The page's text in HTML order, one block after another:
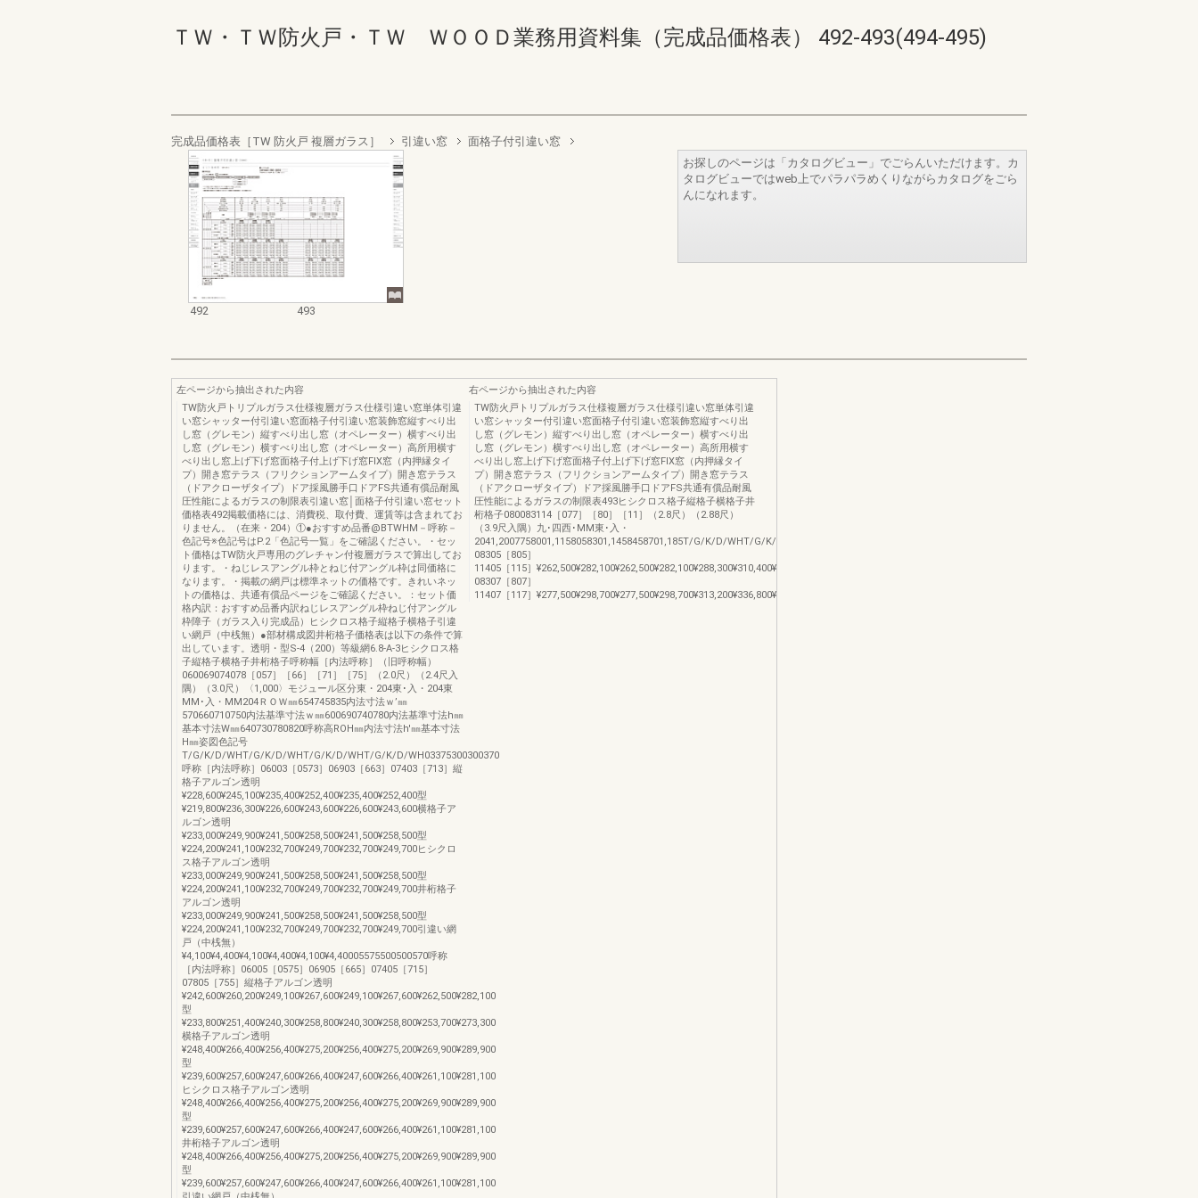
ＴＷ・ＴＷ防火戸・ＴＷ ＷＯＯＤ業務用資料集（完成品価格表） 492-493(494-495)
完成品価格表［TW 防火戸 複層ガラス］ 引違い窓 面格子付引違い窓
492 493
お探しのページは「カタログビュー」でごらんいただけます。カ
タログビューではweb上でパラパラめくりながらカタログをごら
んになれます。
左ページから抽出された内容
TW防火戸トリプルガラス仕様複層ガラス仕様引違い窓単体引違
い窓シャッター付引違い窓面格子付引違い窓装飾窓縦すべり出
し窓（グレモン）縦すべり出し窓（オペレーター）横すべり出
し窓（グレモン）横すべり出し窓（オペレーター）高所用横す
べり出し窓上げ下げ窓面格子付上げ下げ窓FIX窓（内押縁タイ
プ）開き窓テラス（フリクションアームタイプ）開き窓テラス
（ドアクローザタイプ）ドア採風勝手口ドアFS共通有償品耐風
圧性能によるガラスの制限表引違い窓│面格子付引違い窓セット
価格表492掲載価格には、消費税、取付費、運賃等は含まれてお
りません。（在来・204）①●おすすめ品番@BTWHM－呼称－
色記号※色記号はP.2「色記号一覧」をご確認ください。・セッ
ト価格はTW防火戸専用のグレチャン付複層ガラスで算出してお
ります。・ねじレスアングル枠とねじ付アングル枠は同価格に
なります。・掲載の網戸は標準ネットの価格です。きれいネッ
トの価格は、共通有償品ページをご確認ください。：セット価
格内訳：おすすめ品番内訳ねじレスアングル枠ねじ付アングル
枠障子（ガラス入り完成品）ヒシクロス格子縦格子横格子引違
い網戸（中桟無）●部材構成図井桁格子価格表は以下の条件で算
出しています。透明・型S-4（200）等級網6.8-A-3ヒシクロス格
子縦格子横格子井桁格子呼称幅［内法呼称］（旧呼称幅）
060069074078［057］［66］［71］［75］（2.0尺）（2.4尺入
隅）（3.0尺）〈1,000〉モジュール区分東・204東･入・204東
MM･入・MM204ＲＯＷ㎜654745835内法寸法ｗ’㎜
570660710750内法基準寸法ｗ㎜600690740780内法基準寸法h㎜
基本寸法W㎜640730780820呼称高ROH㎜内法寸法h'㎜基本寸法
H㎜姿図色記号
T/G/K/D/WHT/G/K/D/WHT/G/K/D/WHT/G/K/D/WH03375300300370
呼称［内法呼称］06003［0573］06903［663］07403［713］縦
格子アルゴン透明
¥228,600¥245,100¥235,400¥252,400¥235,400¥252,400型
¥219,800¥236,300¥226,600¥243,600¥226,600¥243,600横格子ア
ルゴン透明
¥233,000¥249,900¥241,500¥258,500¥241,500¥258,500型
¥224,200¥241,100¥232,700¥249,700¥232,700¥249,700ヒシクロ
ス格子アルゴン透明
¥233,000¥249,900¥241,500¥258,500¥241,500¥258,500型
¥224,200¥241,100¥232,700¥249,700¥232,700¥249,700井桁格子
アルゴン透明
¥233,000¥249,900¥241,500¥258,500¥241,500¥258,500型
¥224,200¥241,100¥232,700¥249,700¥232,700¥249,700引違い網
戸（中桟無）
¥4,100¥4,400¥4,100¥4,400¥4,100¥4,40005575500500570呼称
［内法呼称］06005［0575］06905［665］07405［715］
07805［755］縦格子アルゴン透明
¥242,600¥260,200¥249,100¥267,600¥249,100¥267,600¥262,500¥282,100
型
¥233,800¥251,400¥240,300¥258,800¥240,300¥258,800¥253,700¥273,300
横格子アルゴン透明
¥248,400¥266,400¥256,400¥275,200¥256,400¥275,200¥269,900¥289,900
型
¥239,600¥257,600¥247,600¥266,400¥247,600¥266,400¥261,100¥281,100
ヒシクロス格子アルゴン透明
¥248,400¥266,400¥256,400¥275,200¥256,400¥275,200¥269,900¥289,900
型
¥239,600¥257,600¥247,600¥266,400¥247,600¥266,400¥261,100¥281,100
井桁格子アルゴン透明
¥248,400¥266,400¥256,400¥275,200¥256,400¥275,200¥269,900¥289,900
型
¥239,600¥257,600¥247,600¥266,400¥247,600¥266,400¥261,100¥281,100
右ページから抽出された内容
TW防火戸トリプルガラス仕様複層ガラス仕様引違い窓単体引違
い窓シャッター付引違い窓面格子付引違い窓装飾窓縦すべり出
し窓（グレモン）縦すべり出し窓（オペレーター）横すべり出
し窓（グレモン）横すべり出し窓（オペレーター）高所用横す
べり出し窓上げ下げ窓面格子付上げ下げ窓FIX窓（内押縁タイ
プ）開き窓テラス（フリクションアームタイプ）開き窓テラス
（ドアクローザタイプ）ドア採風勝手口ドアFS共通有償品耐風
圧性能によるガラスの制限表493ヒシクロス格子縦格子横格子井
桁格子080083114［077］［80］［11］（2.8尺）（2.88尺）
（3.9尺入隅）九･四西･MM東･入・
2041,2007758001,1158058301,1458458701,185T/G/K/D/WHT/G/K/D/WHT/G/K/D/WH08005［0775］
08305［805］
11405［115］
08307［807］
11407［117］